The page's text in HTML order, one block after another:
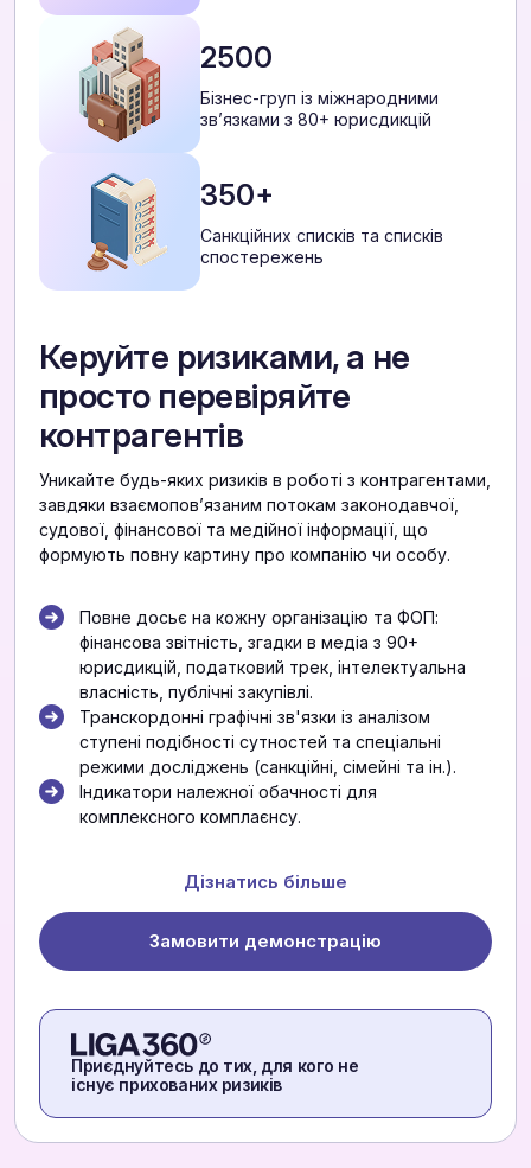
2500
Бізнес-груп із міжнародними
звʼязками з 80+ юрисдикцій
350+
Санкційних списків та списків
спостережень
Керуйте ризиками, а не
просто перевіряйте
контрагентів
Уникайте будь-яких ризиків в роботі з контрагентами,
завдяки взаємоповʼязаним потокам законодавчої,
судової, фінансової та медійної інформації, що
формують повну картину про компанію чи особу.
Повне досьє на кожну організацію та ФОП:
фінансова звітність, згадки в медіа з 90+
юрисдикцій, податковий трек, інтелектуальна
власність, публічні закупівлі.
Транскордонні графічні зв'язки із аналізом
ступені подібності сутностей та спеціальні
режими досліджень (санкційні, сімейні та ін.).
Індикатори належної обачності для
комплексного комплаєнсу.
Дізнатись більше
Замовити демонстрацію
Приєднуйтесь до тих, для кого не
існує прихованих ризиків